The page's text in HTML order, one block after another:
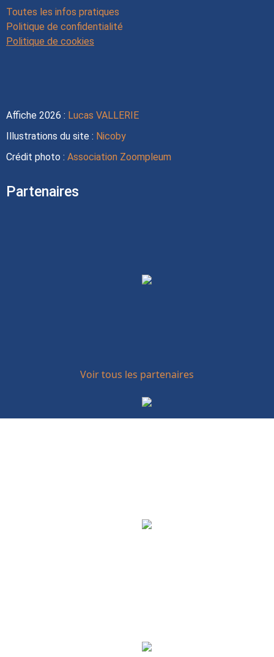
Toutes les infos pratiques
Politique de confidentialité
Politique de cookies
Affiche 2026 : Lucas VALLERIE
Illustrations du site : Nicoby
Crédit photo : Association Zoompleum
Partenaires
Voir tous les partenaires